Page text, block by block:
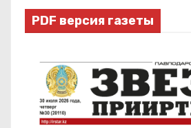
PDF версия газеты